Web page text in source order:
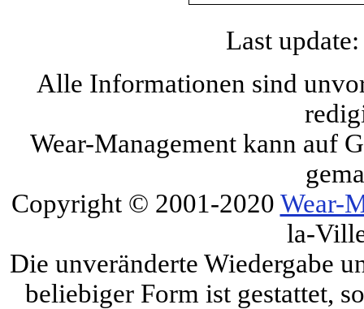
Last
Alle Informationen sind
Wear-Management kann auf
Copyright © 2001-2020 Wear-
la-
Die unveränderte Wiedergabe
beliebiger Form ist gestattet,